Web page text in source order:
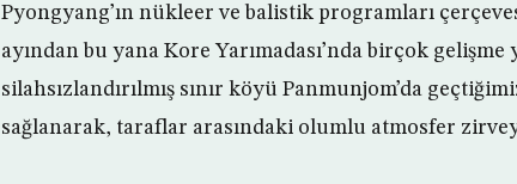
Pyongyang’ın nükleer ve balistik programları
ayından bu yana Kore Yarımadası’nda birçok
silahsızlandırılmış sınır köyü Panmunjom’da
sağlanarak, taraflar arasındaki olumlu atmosfer